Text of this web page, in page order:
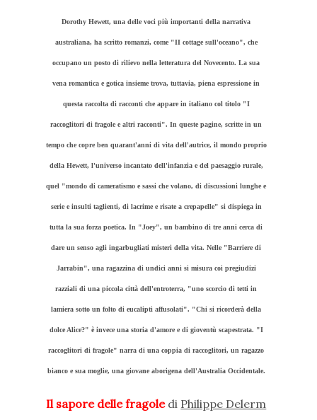
Dorothy Hewett, una delle voci più importanti della narrativa
australiana, ha scritto romanzi, come "II cottage sull'oceano", che
occupano un posto di rilievo nella letteratura del Novecento. La sua
vena romantica e gotica insieme trova, tuttavia, piena espressione in
questa raccolta di racconti che appare in italiano col titolo "I
raccoglitori di fragole e altri racconti". In queste pagine, scritte in un
tempo che copre ben quarant'anni di vita dell'autrice, il mondo proprio
della Hewett, l'universo incantato dell'infanzia e del paesaggio rurale,
quel "mondo di cameratismo e sassi che volano, di discussioni lunghe e
serie e insulti taglienti, di lacrime e risate a crepapelle" si dispiega in
tutta la sua forza poetica. In "Joey", un bambino di tre anni cerca di
dare un senso agli ingarbugliati misteri della vita. Nelle "Barriere di
Jarrabin", una ragazzina di undici anni si misura coi pregiudizi
razziali di una piccola città dell'entroterra, "uno scorcio di tetti in
lamiera sotto un folto di eucalipti affusolati". "Chi si ricorderà della
dolce Alice?" è invece una storia d'amore e di gioventù scapestrata. "I
raccoglitori di fragole" narra di una coppia di raccoglitori, un ragazzo
bianco e sua moglie, una giovane aborigena dell'Australia Occidentale.
Il sapore delle fragoledi Philippe Delerm